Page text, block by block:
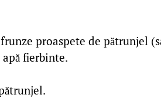
proaspete de pătrunjel
fierbinte.